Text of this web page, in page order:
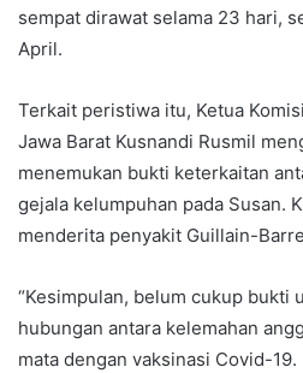
sempat dirawat selama 23 hari,
April.
Terkait peristiwa itu, Ketua
Jawa Barat Kusnandi Rusmil
menemukan bukti keterkaitan
gejala kelumpuhan pada Susan.
menderita penyakit Guillain-
“Kesimpulan, belum cukup bukti
hubungan antara kelemahan
mata dengan vaksinasi Covid-